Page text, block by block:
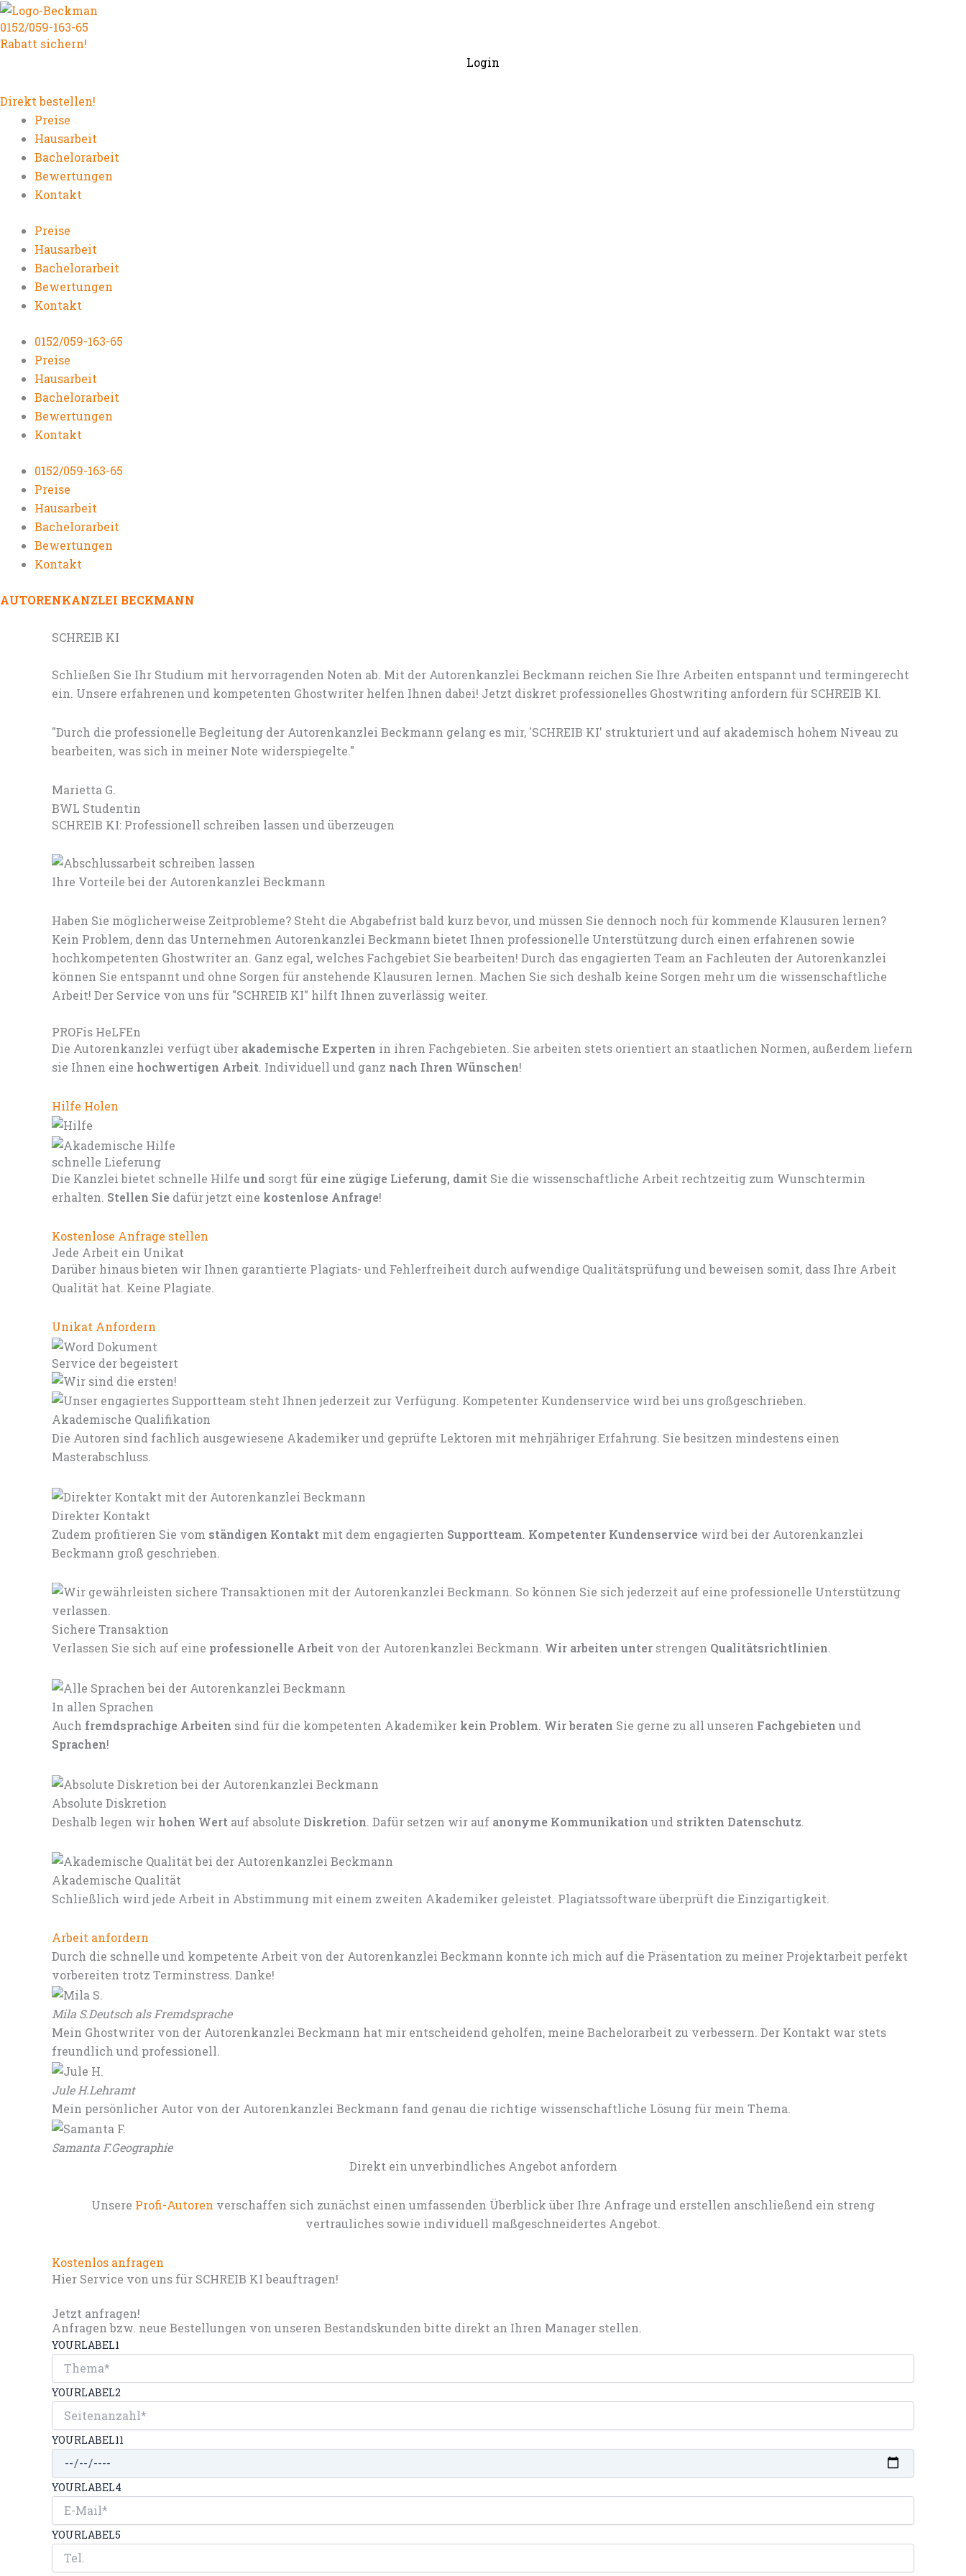
Zum
Inhalt
springen
0152/059-163-65
Rabatt sichern!
Login
Direkt bestellen!
Preise
Hausarbeit
Bachelorarbeit
Bewertungen
Kontakt
Preise
Hausarbeit
Bachelorarbeit
Bewertungen
Kontakt
0152/059-163-65
Preise
Hausarbeit
Bachelorarbeit
Bewertungen
Kontakt
0152/059-163-65
Preise
Hausarbeit
Bachelorarbeit
Bewertungen
Kontakt
AUTORENKANZLEI BECKMANN
SCHREIB KI
Schließen Sie Ihr Studium mit hervorragenden Noten ab. Mit der Autorenkanzlei Beckmann reichen Sie Ihre Arbeiten entspannt und termingerecht
ein. Unsere erfahrenen und kompetenten Ghostwriter helfen Ihnen dabei! Jetzt diskret professionelles Ghostwriting anfordern für SCHREIB KI.
"Durch die professionelle Begleitung der Autorenkanzlei Beckmann gelang es mir, 'SCHREIB KI' strukturiert und auf akademisch hohem Niveau zu
bearbeiten, was sich in meiner Note widerspiegelte."
Marietta G.
BWL Studentin
SCHREIB KI: Professionell schreiben lassen und überzeugen
Ihre Vorteile bei der Autorenkanzlei Beckmann
Haben Sie möglicherweise Zeitprobleme? Steht die Abgabefrist bald kurz bevor, und müssen Sie dennoch noch für kommende Klausuren lernen?
Kein Problem, denn das Unternehmen Autorenkanzlei Beckmann bietet Ihnen professionelle Unterstützung durch einen erfahrenen sowie
hochkompetenten Ghostwriter an. Ganz egal, welches Fachgebiet Sie bearbeiten! Durch das engagierten Team an Fachleuten der Autorenkanzlei
können Sie entspannt und ohne Sorgen für anstehende Klausuren lernen. Machen Sie sich deshalb keine Sorgen mehr um die wissenschaftliche
Arbeit! Der Service von uns für "SCHREIB KI" hilft Ihnen zuverlässig weiter.
PROFis HeLFEn
Die Autorenkanzlei verfügt über akademische Experten in ihren Fachgebieten. Sie arbeiten stets orientiert an staatlichen Normen, außerdem liefern
sie Ihnen eine hochwertigen Arbeit. Individuell und ganz nach Ihren Wünschen!
Hilfe Holen
schnelle Lieferung
Die Kanzlei bietet schnelle Hilfe und sorgt für eine zügige Lieferung, damit Sie die wissenschaftliche Arbeit rechtzeitig zum Wunschtermin
erhalten. Stellen Sie dafür jetzt eine kostenlose Anfrage!
Kostenlose Anfrage stellen
Jede Arbeit ein Unikat
Darüber hinaus bieten wir Ihnen garantierte Plagiats- und Fehlerfreiheit durch aufwendige Qualitätsprüfung und beweisen somit, dass Ihre Arbeit
Qualität hat. Keine Plagiate.
Unikat Anfordern
Service der begeistert
Akademische Qualifikation
Die Autoren sind fachlich ausgewiesene Akademiker und geprüfte Lektoren mit mehrjähriger Erfahrung. Sie besitzen mindestens einen
Masterabschluss.
Direkter Kontakt
Zudem profitieren Sie vom ständigen Kontakt mit dem engagierten Supportteam. Kompetenter Kundenservice wird bei der Autorenkanzlei
Beckmann groß geschrieben.
Sichere Transaktion
Verlassen Sie sich auf eine professionelle Arbeit von der Autorenkanzlei Beckmann. Wir arbeiten unter strengen Qualitätsrichtlinien.
In allen Sprachen
Auch fremdsprachige Arbeiten sind für die kompetenten Akademiker kein Problem. Wir beraten Sie gerne zu all unseren Fachgebieten und
Sprachen!
Absolute Diskretion
Deshalb legen wir hohen Wert auf absolute Diskretion. Dafür setzen wir auf anonyme Kommunikation und strikten Datenschutz.
Akademische Qualität
Schließlich wird jede Arbeit in Abstimmung mit einem zweiten Akademiker geleistet. Plagiatssoftware überprüft die Einzigartigkeit.
Arbeit anfordern
Durch die schnelle und kompetente Arbeit von der Autorenkanzlei Beckmann konnte ich mich auf die Präsentation zu meiner Projektarbeit perfekt
vorbereiten trotz Terminstress. Danke!
Mila S.Deutsch als Fremdsprache
Mein Ghostwriter von der Autorenkanzlei Beckmann hat mir entscheidend geholfen, meine Bachelorarbeit zu verbessern. Der Kontakt war stets
freundlich und professionell.
Jule H.Lehramt
Mein persönlicher Autor von der Autorenkanzlei Beckmann fand genau die richtige wissenschaftliche Lösung für mein Thema.
Samanta F.Geographie
Direkt ein unverbindliches Angebot anfordern
Unsere Profi-Autoren verschaffen sich zunächst einen umfassenden Überblick über Ihre Anfrage und erstellen anschließend ein streng
vertrauliches sowie individuell maßgeschneidertes Angebot.
Kostenlos anfragen
Hier Service von uns für SCHREIB KI beauftragen!
Jetzt anfragen!
Anfragen bzw. neue Bestellungen von unseren Bestandskunden bitte direkt an Ihren Manager stellen.
YOURLABEL1
YOURLABEL2
YOURLABEL11
YOURLABEL4
YOURLABEL5